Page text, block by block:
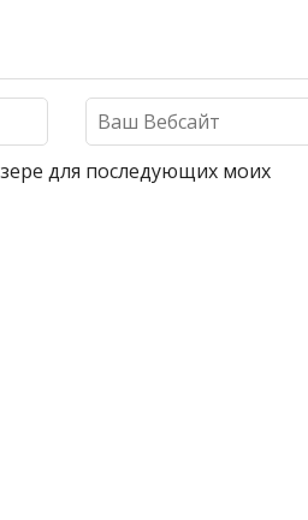
для последующих моих